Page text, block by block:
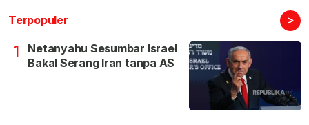
Terpopuler >
1
Netanyahu Sesumbar Israel
Bakal Serang Iran tanpa AS